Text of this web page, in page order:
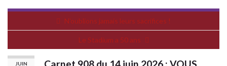
N’oublions jamais leurs sacrifices !
Le Stadium a 50 ans
JUIN